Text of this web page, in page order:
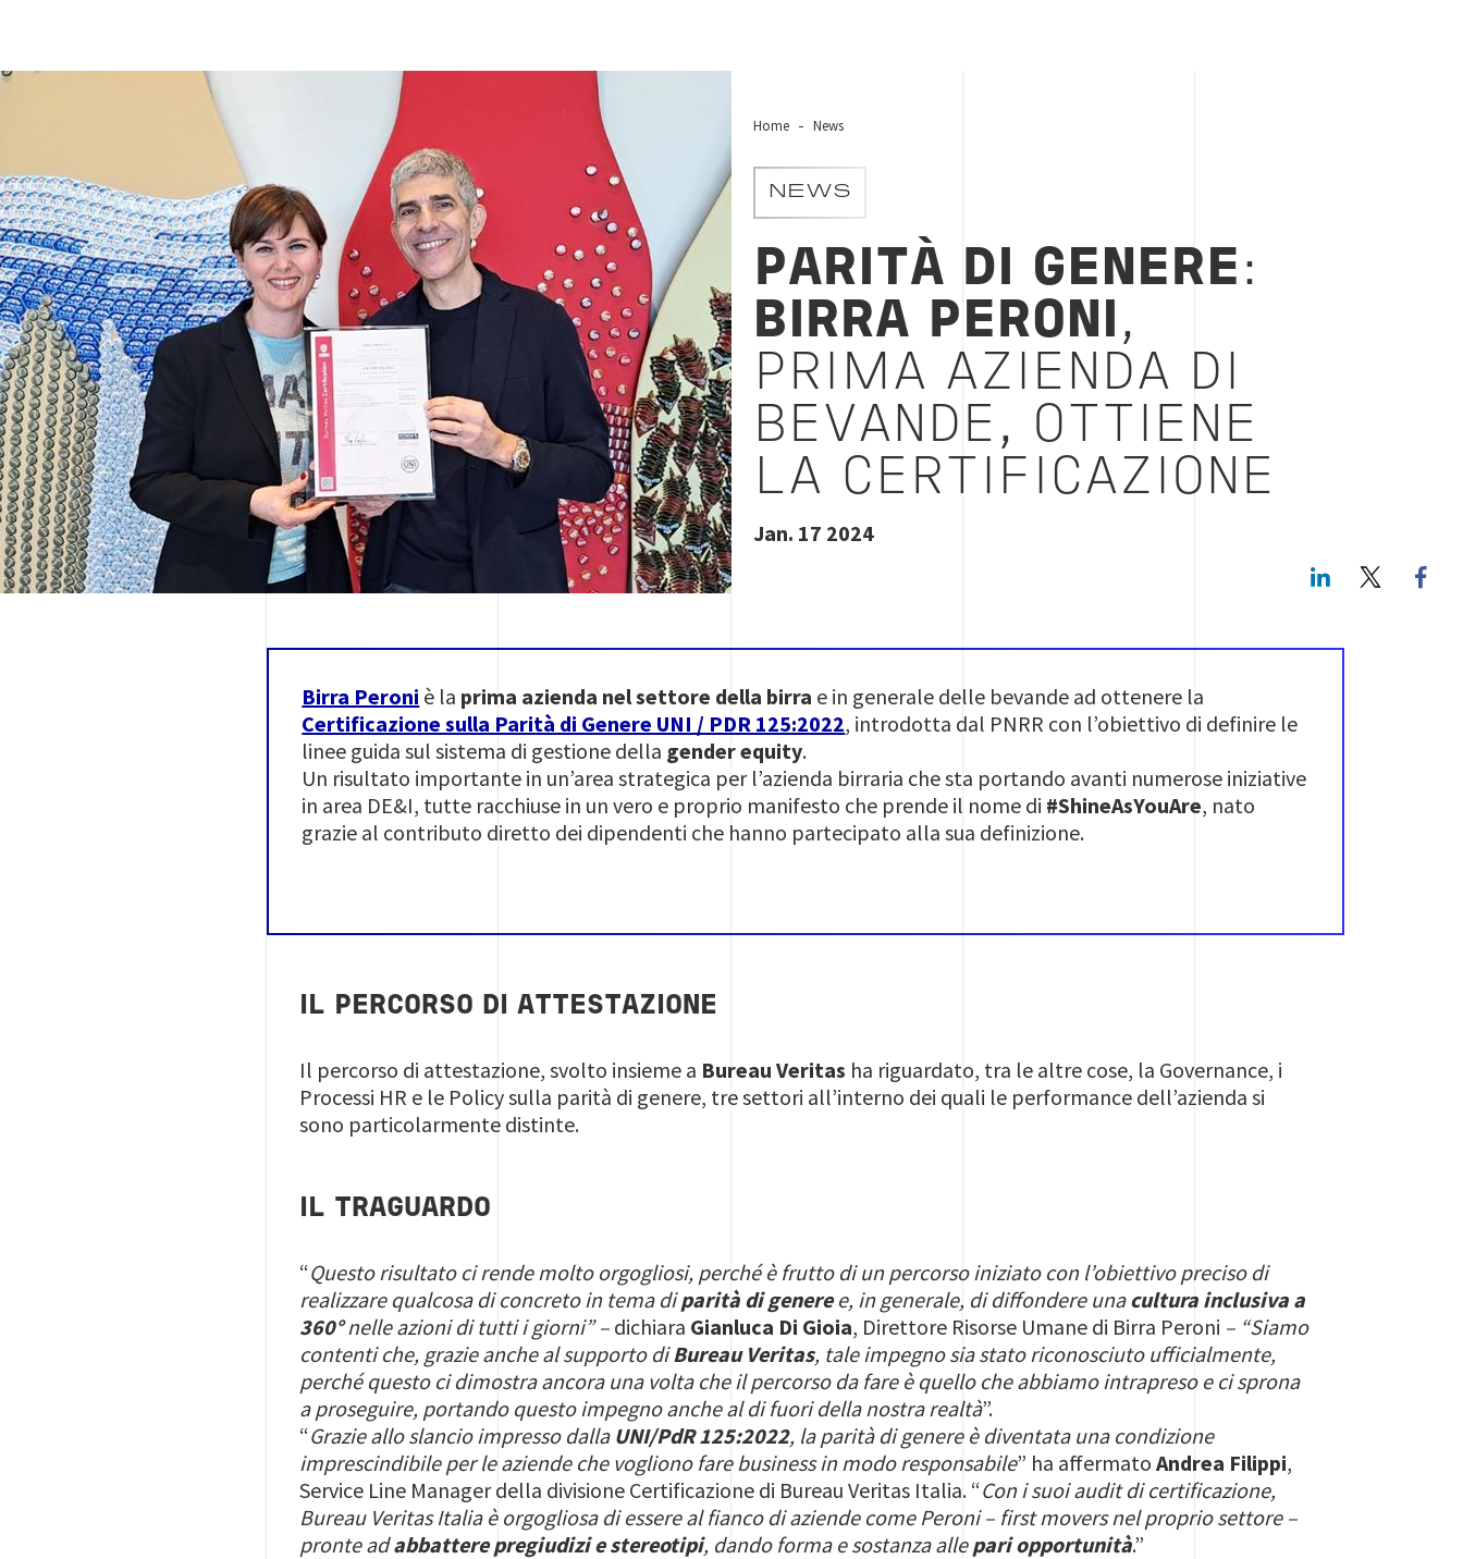
parita-genere-peroni-certificato
Home News
NEWS
PARITÀ DI GENERE :
BIRRA PERONI ,
PRIMA AZIENDA DI
BEVANDE, OTTIENE
LA CERTIFICAZIONE
Jan. 17 2024
LinkedIn
Birra Peroni è la prima azienda nel settore della birra e in generale delle bevande ad ottenere la
Certificazione sulla Parità di Genere UNI / PDR 125:2022, introdotta dal PNRR con l’obiettivo di definire le
linee guida sul sistema di gestione della gender equity.
Un risultato importante in un’area strategica per l’azienda birraria che sta portando avanti numerose iniziative
in area DE&I, tutte racchiuse in un vero e proprio manifesto che prende il nome di #ShineAsYouAre, nato
grazie al contributo diretto dei dipendenti che hanno partecipato alla sua definizione.
IL PERCORSO DI ATTESTAZIONE
Il percorso di attestazione, svolto insieme a Bureau Veritas ha riguardato, tra le altre cose, la Governance, i
Processi HR e le Policy sulla parità di genere, tre settori all’interno dei quali le performance dell’azienda si
sono particolarmente distinte.
IL TRAGUARDO
“Questo risultato ci rende molto orgogliosi, perché è frutto di un percorso iniziato con l’obiettivo preciso di
realizzare qualcosa di concreto in tema diparità di generee, in generale, di diffondere unacultura inclusiva a
360°nelle azioni di tutti i giorni” – dichiara Gianluca Di Gioia, Direttore Risorse Umane di Birra Peroni – “Siamo
contenti che, grazie anche al supporto diBureau Veritas, tale impegno sia stato riconosciuto ufficialmente,
perché questo ci dimostra ancora una volta che il percorso da fare è quello che abbiamo intrapreso e ci sprona
a proseguire, portando questo impegno anche al di fuori della nostra realtà”.
“Grazie allo slancio impresso dalla UNI/PdR 125:2022, la parità di genere è diventata una condizione
imprescindibile per le aziende che vogliono fare business in modo responsabile” ha affermatoAndrea Filippi,
Service Line Manager della divisione Certificazione di Bureau Veritas Italia. “Con i suoi audit di certificazione,
Bureau Veritas Italia è orgogliosa di essere al fianco di aziende come Peroni – first movers nel proprio settore –
pronte adabbattere pregiudizi e stereotipi, dando forma e sostanza allepari opportunità.”